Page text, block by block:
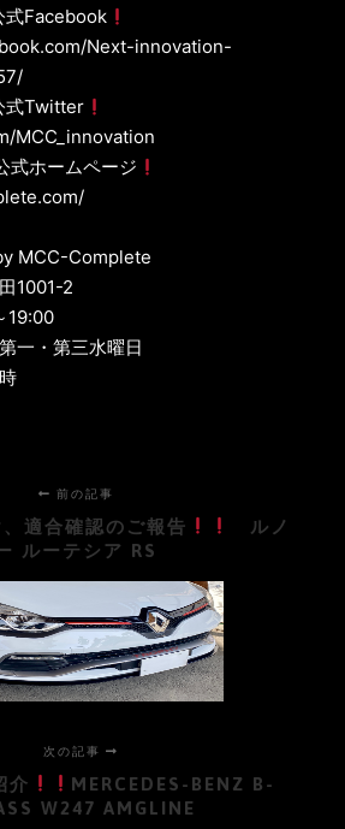
Facebook
Next-innovation-
式Twitter
MCC_innovation
ホームページ
MCC-Complete
1001-2
19:00
、第一・第三水曜日
前の記事
適合確認のご報告
ルノ
ルーテシア RS
次の記事
介
MERCEDES-BENZ B-
W247 AMGLINE